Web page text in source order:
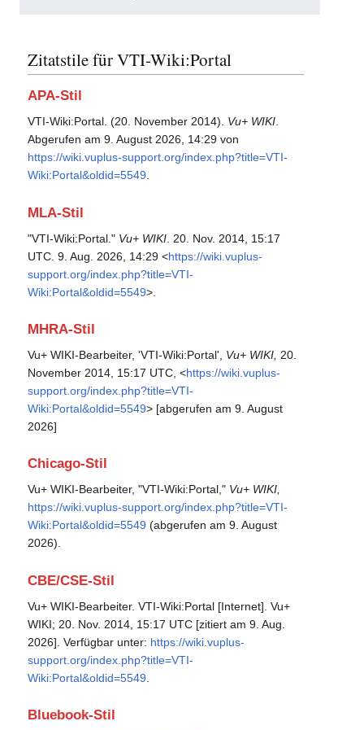
Zitatstile für VTI-Wiki:Portal
APA-Stil
VTI-Wiki:Portal. (20. November 2014). Vu+ WIKI.
Abgerufen am 9. August 2026, 14:29 von
https://wiki.vuplus-support.org/index.php?title=VTI-
Wiki:Portal&oldid=5549.
MLA-Stil
"VTI-Wiki:Portal." Vu+ WIKI . 20. Nov. 2014, 15:17
UTC. 9. Aug. 2026, 14:29 <https://wiki.vuplus-
support.org/index.php?title=VTI-
Wiki:Portal&oldid=5549>.
MHRA-Stil
Vu+ WIKI-Bearbeiter, 'VTI-Wiki:Portal', Vu+ WIKI, 20.
November 2014, 15:17 UTC, <https://wiki.vuplus-
support.org/index.php?title=VTI-
Wiki:Portal&oldid=5549> [abgerufen am 9. August
2026]
Chicago-Stil
Vu+ WIKI-Bearbeiter, "VTI-Wiki:Portal," Vu+ WIKI,
https://wiki.vuplus-support.org/index.php?title=VTI-
Wiki:Portal&oldid=5549 (abgerufen am 9. August
2026).
CBE/CSE-Stil
Vu+ WIKI-Bearbeiter. VTI-Wiki:Portal [Internet]. Vu+
WIKI; 20. Nov. 2014, 15:17 UTC [zitiert am 9. Aug.
2026]. Verfügbar unter: https://wiki.vuplus-
support.org/index.php?title=VTI-
Wiki:Portal&oldid=5549
Bluebook-Stil